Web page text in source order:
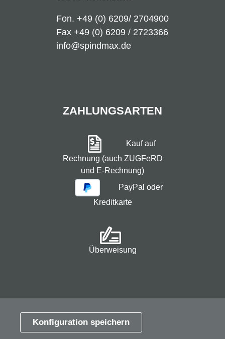
Konfiguration speichern
Fon. +49 (0) 6209/ 2704900
Fax +49 (0) 6209 / 2723366
info@spindmax.de
ZAHLUNGSARTEN
Kauf auf
Rechnung (auch ZUGFeRD
und E-Rechnung)
PayPal oder
Kreditkarte
Überweisung
Versandkosten
und ggf. Nachnahmegebühren, wenn
nicht anders angegeben.